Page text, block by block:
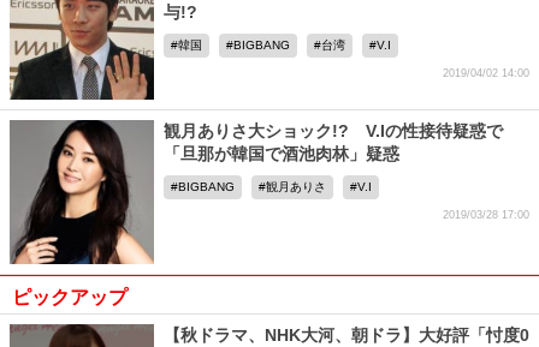
与!?
韓国 BIGBANG 台湾 V.I
2019/04/02 14:00
観月ありさ大ショック!? V.Iの性接待疑惑で
「旦那が韓国で酒池肉林」疑惑
BIGBANG 観月ありさ V.I
2019/03/28 17:00
ピックアップ
【秋ドラマ、NHK大河、朝ドラ】大好評「忖度0